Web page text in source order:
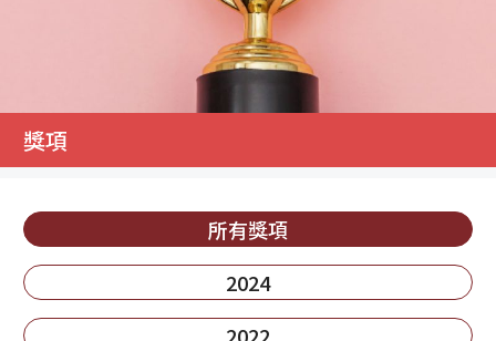
獎項
所有獎項
2024